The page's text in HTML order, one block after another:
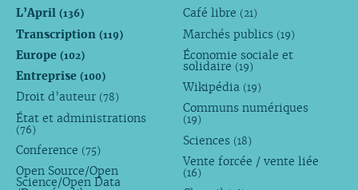
L’April (136)
Transcription (119)
Europe (102)
Entreprise (100)
Droit d’auteur (78)
État et administrations
(76)
Conference (75)
Open Source/Open
Science/Open Data
Café libre (21)
Marchés publics (19)
Économie sociale et
solidaire (19)
Wikipédia (19)
Communs numériques
(19)
Sciences (18)
Vente forcée / vente liée
(16)